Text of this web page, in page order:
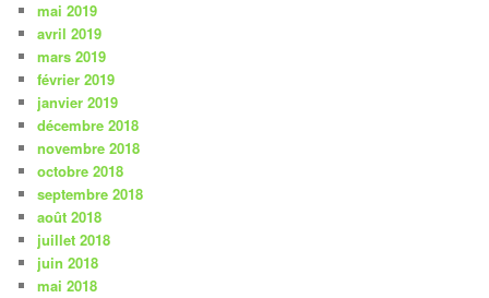
mai 2019
avril 2019
mars 2019
février 2019
janvier 2019
décembre 2018
novembre 2018
octobre 2018
septembre 2018
août 2018
juillet 2018
juin 2018
mai 2018